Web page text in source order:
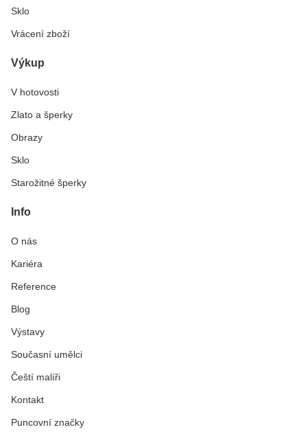
Sklo
Vrácení zboží
Výkup
V hotovosti
Zlato a šperky
Obrazy
Sklo
Starožitné šperky
Info
O nás
Kariéra
Reference
Blog
Výstavy
Současní umělci
Čeští malíři
Kontakt
Puncovní značky